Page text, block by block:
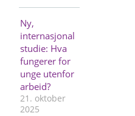
Ny,
internasjonal
studie: Hva
fungerer for
unge utenfor
arbeid?
21. oktober
2025